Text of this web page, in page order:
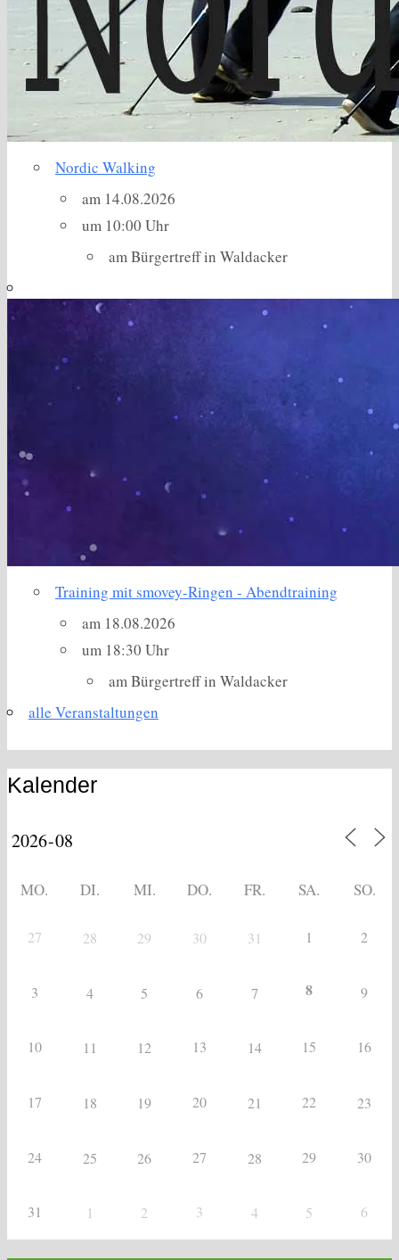
Nordic Walking
am 14.08.2026
um 10:00 Uhr
am Bürgertreff in Waldacker
Training mit smovey-Ringen - Abendtraining
am 18.08.2026
um 18:30 Uhr
am Bürgertreff in Waldacker
alle Veranstaltungen
Kalender
MO. DI. MI. DO. FR. SA. SO.
27 28 29 30 31 1 2
3 4 5 6 7 8 9
10 11 12 13 14 15 16
17 18 19 20 21 22 23
24 25 26 27 28 29 30
31 1 2 3 4 5 6